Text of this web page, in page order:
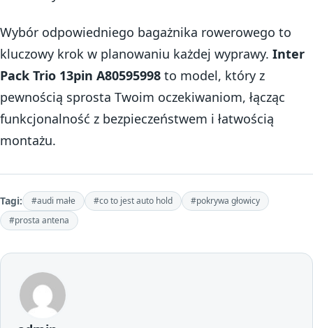
Wybór odpowiedniego bagażnika rowerowego to
kluczowy krok w planowaniu każdej wyprawy. Inter
Pack Trio 13pin A80595998 to model, który z
pewnością sprosta Twoim oczekiwaniom, łącząc
funkcjonalność z bezpieczeństwem i łatwością
montażu.
Tagi: #audi małe #co to jest auto hold
#pokrywa głowicy
#prosta antena